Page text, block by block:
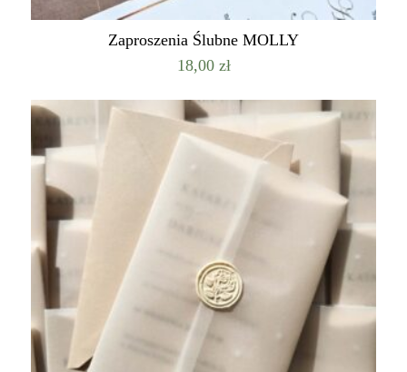
Zaproszenia Ślubne MOLLY
18,00 zł